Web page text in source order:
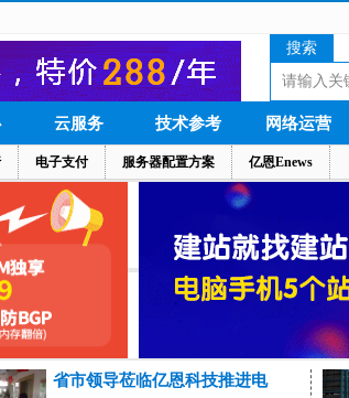
搜索
电子支付 服务器配置方案 亿恩Enews
云服务 技术参考 网络运营
省市领导莅临亿恩科技推进电